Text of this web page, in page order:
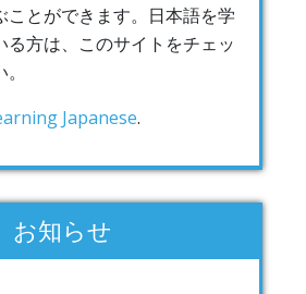
ことができます。日本語を学
る方は、このサイトをチェッ
Japanese.
お知らせ